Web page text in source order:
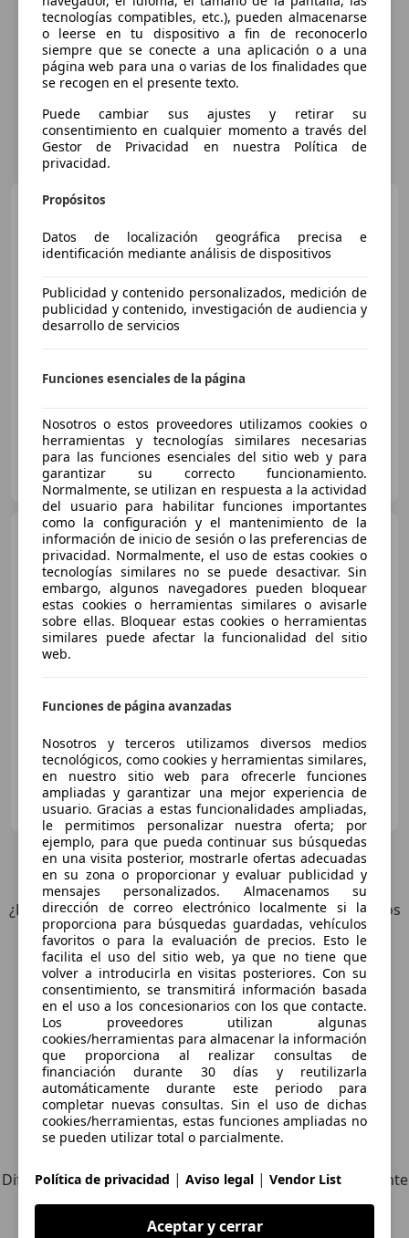
Advance
€ 39.190
Preciojusto
135 kW (184 CV)
DOMINGO ALONSO OCASIÓN TENERIFE
ES-38108 LA LAGUNA
Honda ZR-VNuevo Híbrido
2.0 i-MMD 135 kW (184 CV) Sport
€ 37.690
Sin comparación
135 kW (184 CV)
DOMINGO ALONSO OCASIÓN
ES-35019 LAS PALMAS DE GRAN CANARIA
8 Ofertaspara Honda ZR-V
¿Desea ser informado automáticamente sobre vehículos
nuevos para su búsqueda?
Guardar búsqueda
Explora vehículos similares
Diferente de tus criterios de búsqueda, pero posiblemente
una coincidencia perfecta.
tecnologías compatibles, etc.), pueden almacenarse
o leerse en tu dispositivo a fin de reconocerlo
siempre que se conecte a una aplicación o a una
página web para una o varias de los finalidades que
se recogen en el presente texto.
Puede cambiar sus ajustes y retirar su
consentimiento en cualquier momento a través del
Gestor de Privacidad en nuestra Política de
privacidad.
Propósitos
Datos de localización geográfica precisa e
identificación mediante análisis de dispositivos
Publicidad y contenido personalizados, medición de
publicidad y contenido, investigación de audiencia y
desarrollo de servicios
Funciones esenciales de la página
Nosotros o estos proveedores utilizamos cookies o
herramientas y tecnologías similares necesarias
para las funciones esenciales del sitio web y para
garantizar su correcto funcionamiento.
Normalmente, se utilizan en respuesta a la actividad
del usuario para habilitar funciones importantes
como la configuración y el mantenimiento de la
información de inicio de sesión o las preferencias de
privacidad. Normalmente, el uso de estas cookies o
tecnologías similares no se puede desactivar. Sin
embargo, algunos navegadores pueden bloquear
estas cookies o herramientas similares o avisarle
sobre ellas. Bloquear estas cookies o herramientas
similares puede afectar la funcionalidad del sitio
web.
Funciones de página avanzadas
Nosotros y terceros utilizamos diversos medios
tecnológicos, como cookies y herramientas similares,
en nuestro sitio web para ofrecerle funciones
ampliadas y garantizar una mejor experiencia de
usuario. Gracias a estas funcionalidades ampliadas,
le permitimos personalizar nuestra oferta; por
ejemplo, para que pueda continuar sus búsquedas
en una visita posterior, mostrarle ofertas adecuadas
en su zona o proporcionar y evaluar publicidad y
mensajes personalizados. Almacenamos su
dirección de correo electrónico localmente si la
proporciona para búsquedas guardadas, vehículos
favoritos o para la evaluación de precios. Esto le
facilita el uso del sitio web, ya que no tiene que
volver a introducirla en visitas posteriores. Con su
consentimiento, se transmitirá información basada
en el uso a los concesionarios con los que contacte.
Los proveedores utilizan algunas
cookies/herramientas para almacenar la información
que proporciona al realizar consultas de
financiación durante 30 días y reutilizarla
automáticamente durante este periodo para
completar nuevas consultas. Sin el uso de dichas
cookies/herramientas, estas funciones ampliadas no
se pueden utilizar total o parcialmente.
Política de privacidad | Aviso legal | Vendor List
Aceptar y cerrar